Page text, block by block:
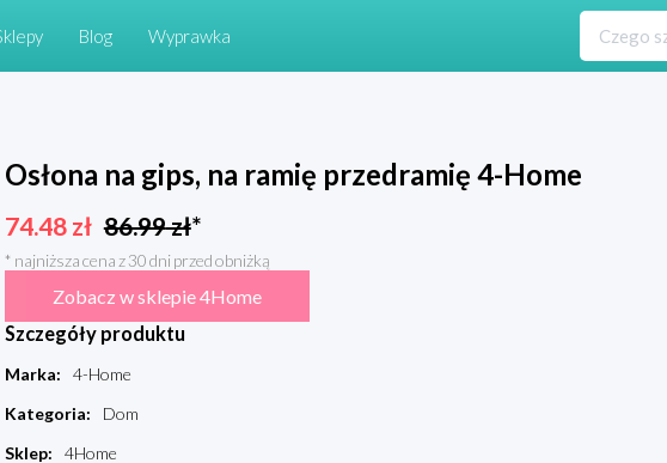
Blog Wyprawka
Osłona na gips, na ramię przedramię 4-Home
74.48zł 86.99zł*
* najniższa cena z 30 dni przed obniżką
Zobacz w sklepie 4Home
Szczegóły produktu
Marka:
4-Home
Kategoria:
Dom
Sklep: 4Home